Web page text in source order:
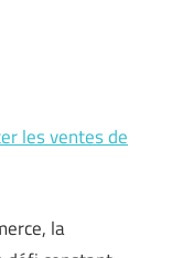
les ventes de
la